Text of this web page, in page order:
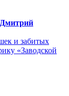
Дмитрий
и забитых
«Заводской